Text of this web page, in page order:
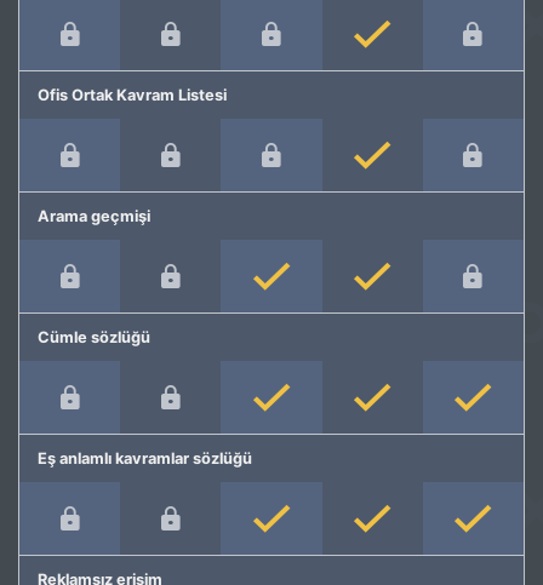
Ofis Ortak Kavram Listesi
Arama geçmişi
Cümle sözlüğü
Eş anlamlı kavramlar sözlüğü
Reklamsız erişim